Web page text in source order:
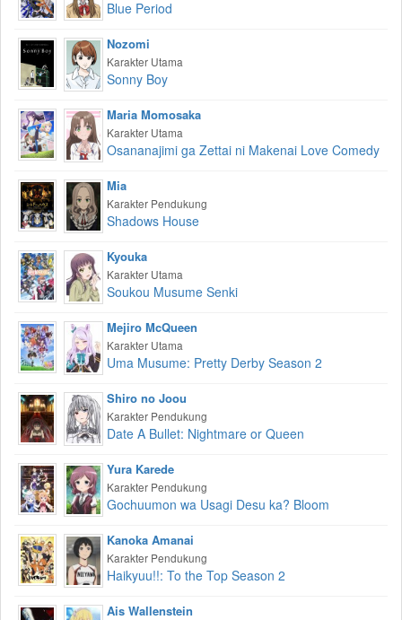
Blue Period
Nozomi
Karakter Utama
Sonny Boy
Maria Momosaka
Karakter Utama
Osananajimi ga Zettai ni Makenai Love Comedy
Mia
Karakter Pendukung
Shadows House
Kyouka
Karakter Utama
Soukou Musume Senki
Mejiro McQueen
Karakter Utama
Uma Musume: Pretty Derby Season 2
Shiro no Joou
Karakter Pendukung
Date A Bullet: Nightmare or Queen
Yura Karede
Karakter Pendukung
Gochuumon wa Usagi Desu ka? Bloom
Kanoka Amanai
Karakter Pendukung
Haikyuu!!: To the Top Season 2
Ais Wallenstein